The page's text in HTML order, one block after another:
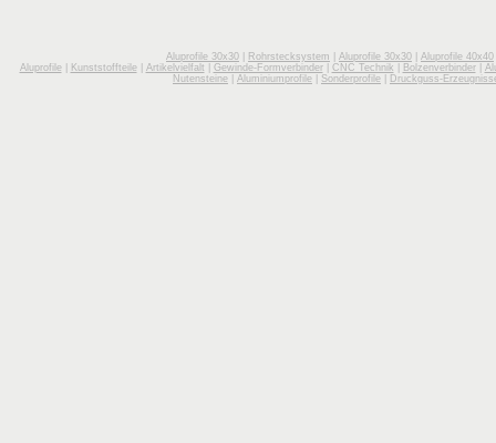
Aluprofile 30x30 Rohrstecksystem Aluprofile 30x30 Aluprofile 40x40
Aluprofile| Kunststoffteile| Artikelvielfalt Gewinde-Formverbinder| CNC Technik Bolzenverbinder|
Nutensteine
Aluminiumprofile Sonderprofile Druckguss-